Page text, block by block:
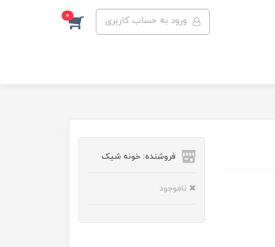
ورود به حساب کاربری 0
فروشنده: خونه شیک
ناموجود